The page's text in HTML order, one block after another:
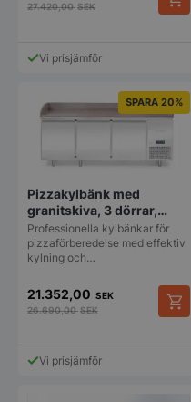
27.420,00SEK
Vi prisjämför
SPARA 20%
Pizzakylbänk med
granitskiva, 3 dörrar,
Arktic, 375 L,
2010x800x(H)875 mm
Professionella kylbänkar för
pizzaförberedelse med effektiv
kylning och…
21.352,00 SEK
26.690,00SEK
Vi prisjämför